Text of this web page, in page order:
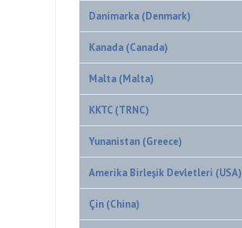
Danimarka (Denmark)
Kanada (Canada)
Malta (Malta)
KKTC (TRNC)
Yunanistan (Greece)
Amerika Birleşik Devletleri (USA)
Çin (China)